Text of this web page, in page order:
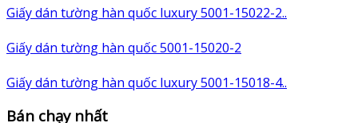
Giấy dán tường hàn quốc luxury 5001-15022-2..
Giấy dán tường hàn quốc 5001-15020-2
Giấy dán tường hàn quốc luxury 5001-15018-4..
Bán chạy nhất